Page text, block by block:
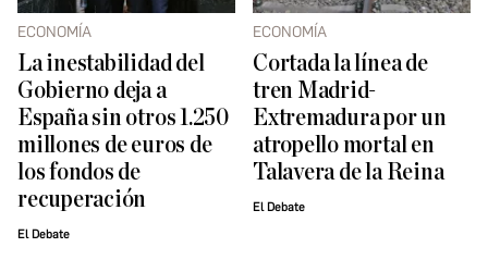
ECONOMÍA
La inestabilidad del
Gobierno deja a
España sin otros 1.250
millones de euros de
los fondos de
recuperación
El Debate
ECONOMÍA
Cortada la línea de
tren Madrid-
Extremadura por un
atropello mortal en
Talavera de la Reina
El Debate